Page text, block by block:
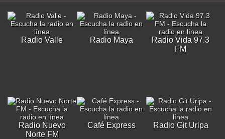
Radio Valle Radio Maya
Radio Vida 97.3
FM
Radio Nuevo
Norte FM
Café Express Radio Git Uripa